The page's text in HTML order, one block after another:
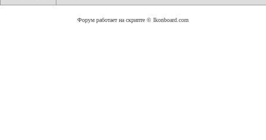
Форум работает на скрипте © Ikonboard.com